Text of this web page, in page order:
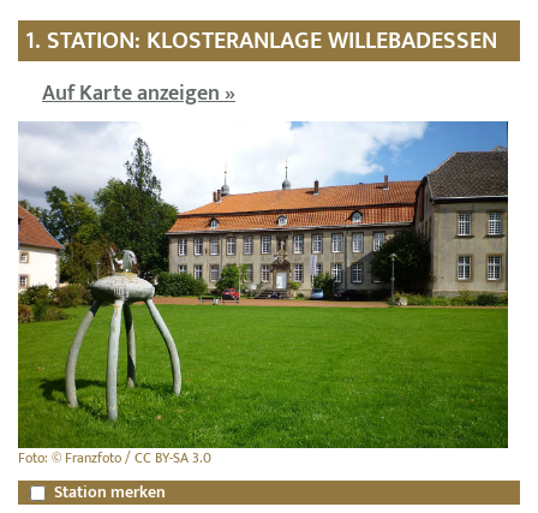
1. STATION: KLOSTERANLAGE WILLEBADESSEN
Auf Karte anzeigen »
Foto: © Franzfoto / CC BY-SA 3.0
Station merken